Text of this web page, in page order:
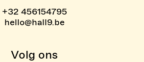
+32 456154795
hello@hall9.be
Volg ons